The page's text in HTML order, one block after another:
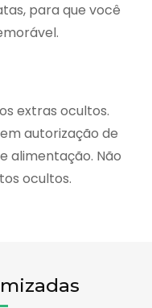
para que você
extras ocultos.
autorização de
alimentação. Não
ocultos.